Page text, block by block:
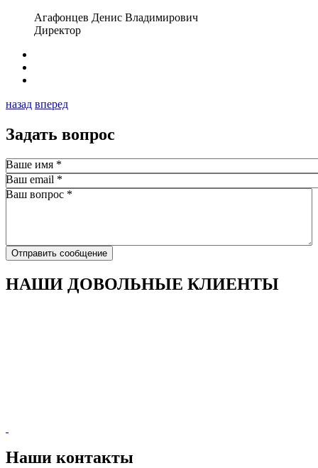
Агафонцев Денис Владимирович
Директор
назад вперед
Задать вопрос
Ваше имя *
Ваш email *
Ваш вопрос *
Отправить сообщение
НАШИ ДОВОЛЬНЫЕ КЛИЕНТЫ
Наши контакты